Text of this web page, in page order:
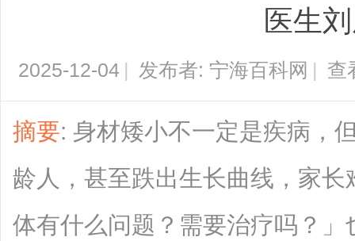
医生
2025-12-04 | 发布者: 宁海百科网 | 查
摘要: 身材矮小不一定是疾病，
龄人，甚至跌出生长曲线，家
体有什么问题？需要治疗吗？